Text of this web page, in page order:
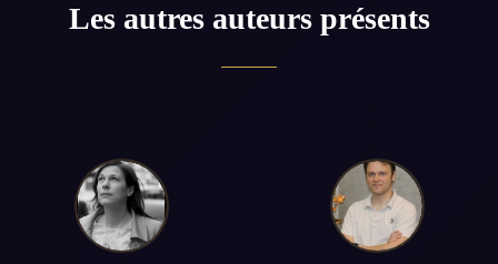
Les autres auteurs présents